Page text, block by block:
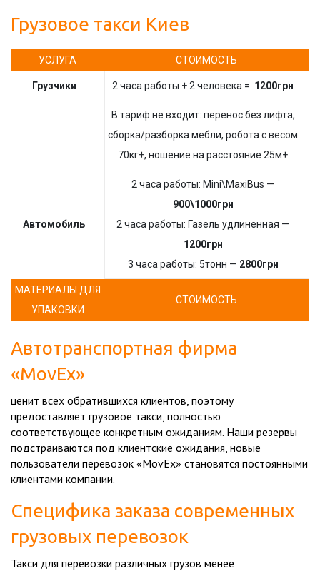
Грузовое такси Киев
УСЛУГА СТОИМОСТЬ
Грузчики 2 часа работы + 2 человека = 1200грн
В тариф не входит: перенос без лифта,
сборка/разборка мебли, робота с весом
70кг+, ношение на расстояние 25м+
Автомобиль
2 часа работы: Mini\MaxiBus —
900\1000грн
2 часа работы: Газель удлиненная —
1200грн
3 часа работы: 5тонн — 2800грн
МАТЕРИАЛЫ ДЛЯ
УПАКОВКИ
СТОИМОСТЬ
Автотранспортная фирма
«MovEx»
ценит всех обратившихся клиентов, поэтому
предоставляет грузовое такси, полностью
соответствующее конкретным ожиданиям. Наши резервы
подстраиваются под клиентские ожидания, новые
пользователи перевозок «MovEx» становятся постоянными
клиентами компании.
Специфика заказа современных
грузовых перевозок
Такси для перевозки различных грузов менее